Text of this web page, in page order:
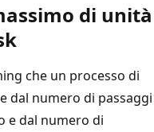
di unità
che un processo di
dal numero di passaggi
e dal numero di